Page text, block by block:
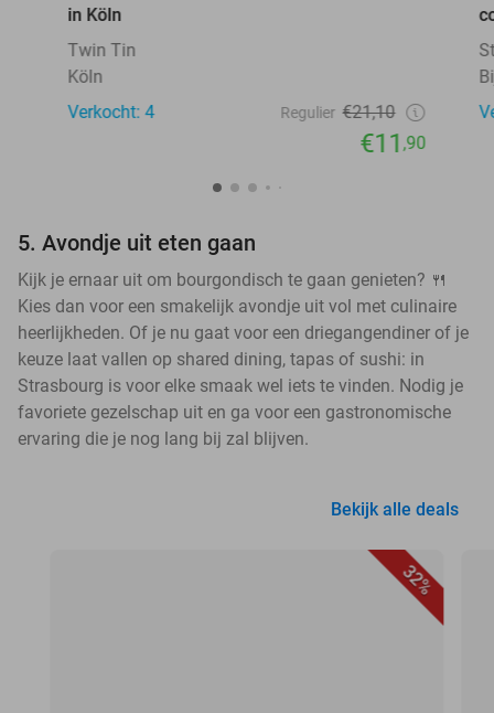
in Köln
Twin Tin
Köln
Verkocht: 4
Regulier €21,10
€11,90
5. Avondje uit eten gaan
Kijk je ernaar uit om bourgondisch te gaan genieten? 🍴
Kies dan voor een smakelijk avondje uit vol met culinaire
heerlijkheden. Of je nu gaat voor een driegangendiner of je
keuze laat vallen op shared dining, tapas of sushi: in
Strasbourg is voor elke smaak wel iets te vinden. Nodig je
favoriete gezelschap uit en ga voor een gastronomische
ervaring die je nog lang bij zal blijven.
Bekijk alle deals
32%